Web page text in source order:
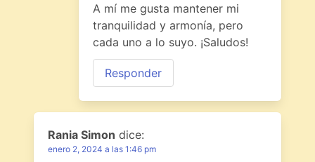
A mí me gusta mantener mi
tranquilidad y armonía, pero
cada uno a lo suyo. ¡Saludos!
Responder
Rania Simon dice:
enero 2, 2024 a las 1:46 pm